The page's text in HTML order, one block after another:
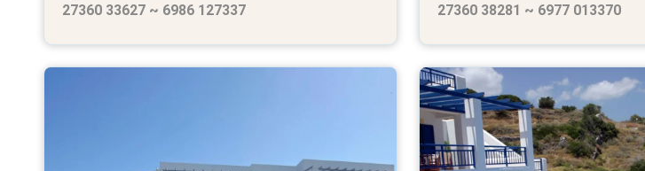
27360 33627 ~ 6986 127337 27360 38281 ~ 6977 013370